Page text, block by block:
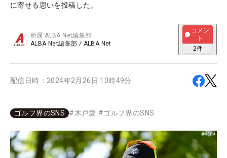
に寄せる思いを投稿した。
所属ALBA Net編集部
ALBA Net編集部 / ALBA Net
コメン
ト
2件
配信日時： 2024年2月26日 10時49分
ゴルフ界のSNS #木戸愛 #ゴルフ界のSNS